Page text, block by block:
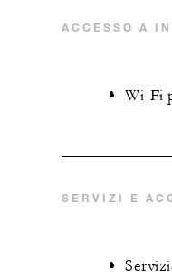
ACCESSO A
Wi-Fi
SERVIZI E